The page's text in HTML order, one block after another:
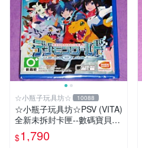
☆小瓶子玩具坊☆ 10088
☆小瓶子玩具坊☆PSV (VITA)
全新未拆封卡匣--數碼寶貝世
界-next 0rder-新秩序 (初回日
版)
$1,790